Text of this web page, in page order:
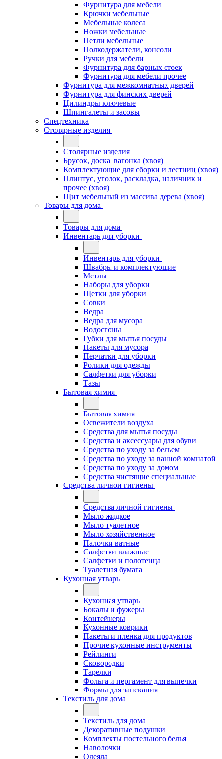
Фурнитура для мебели
Крючки мебельные
Мебельные колеса
Ножки мебельные
Петли мебельные
Полкодержатели, консоли
Ручки для мебели
Фурнитура для барных стоек
Фурнитура для мебели прочее
Фурнитура для межкомнатных дверей
Фурнитура для финских дверей
Цилиндры ключевые
Шпингалеты и засовы
Спецтехника
Столярные изделия
Столярные изделия
Брусок, доска, вагонка (хвоя)
Комплектующие для сборки и лестниц (хвоя)
Плинтус, уголок, раскладка, наличник и
прочее (хвоя)
Щит мебельный из массива дерева (хвоя)
Товары для дома
Товары для дома
Инвентарь для уборки
Инвентарь для уборки
Швабры и комплектующие
Метлы
Наборы для уборки
Щетки для уборки
Совки
Ведра
Ведра для мусора
Водосгоны
Губки для мытья посуды
Пакеты для мусора
Перчатки для уборки
Ролики для одежды
Салфетки для уборки
Тазы
Бытовая химия
Бытовая химия
Освежители воздуха
Средства для мытья посуды
Средства и аксессуары для обуви
Средства по уходу за бельем
Средства по уходу за ванной комнатой
Средства по уходу за домом
Средства чистящие специальные
Средства личной гигиены
Средства личной гигиены
Мыло жидкое
Мыло туалетное
Мыло хозяйственное
Палочки ватные
Салфетки влажные
Салфетки и полотенца
Туалетная бумага
Кухонная утварь
Кухонная утварь
Бокалы и фужеры
Контейнеры
Кухонные коврики
Пакеты и пленка для продуктов
Прочие кухонные инструменты
Рейлинги
Сковородки
Тарелки
Фольга и пергамент для выпечки
Формы для запекания
Текстиль для дома
Текстиль для дома
Декоративные подушки
Комплекты постельного белья
Наволочки
Одеяла